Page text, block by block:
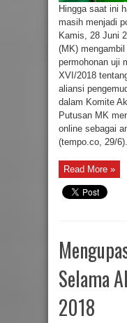
Hingga saat ini
masih menjadi
Kamis, 28 Juni
(MK)
permohonan uji
XVI/2018
aliansi
dalam Komite
Putusan MK
online sebagai
(tempo.co, 29/
Read More »
Selama
2018